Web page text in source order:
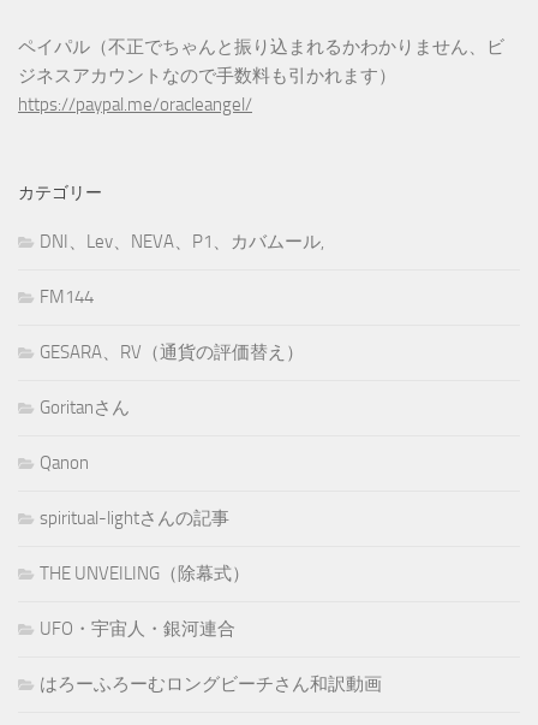
ペイパル（不正でちゃんと振り込まれるかわかりません、ビ
ジネスアカウントなので手数料も引かれます）
https://paypal.me/oracleangel/
カテゴリー
DNI、Lev、NEVA、P1、カバムール,
FM144
GESARA、RV（通貨の評価替え）
Goritanさん
Qanon
spiritual-lightさんの記事
THE UNVEILING（除幕式）
UFO・宇宙人・銀河連合
はろーふろーむロングビーチさん和訳動画